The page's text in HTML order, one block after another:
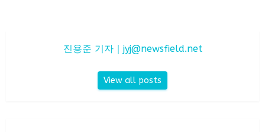
진용준 기자｜ jyj@newsfield.net
View all posts